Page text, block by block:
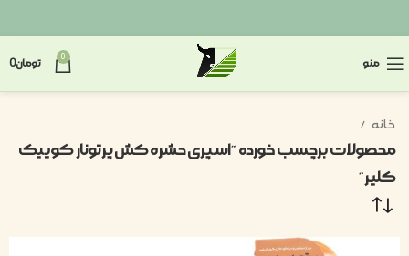
منو 0 تومان0
خانه
محصولات برچسب خورده “اسپری حشره کش پرتونار کوییک
کلیر”